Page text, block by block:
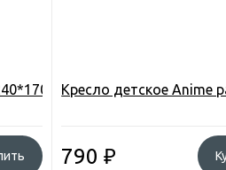
(200*80), походный,
Кресло детское Anime
790₽